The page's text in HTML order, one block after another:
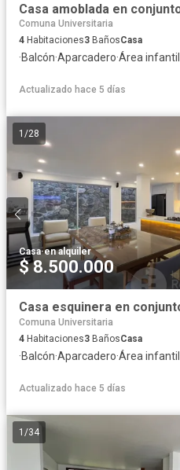
Comuna Universitaria
4 Habitaciones3 BañosCasa
·Balcón·Aparcadero·Área infantil
Actualizado hace 5 días
1 /28
Casa·en alquiler
$ 8.500.000
Comuna Universitaria
4 Habitaciones3 BañosCasa
·Balcón·Aparcadero·Área infantil
Actualizado hace 5 días
1 /34